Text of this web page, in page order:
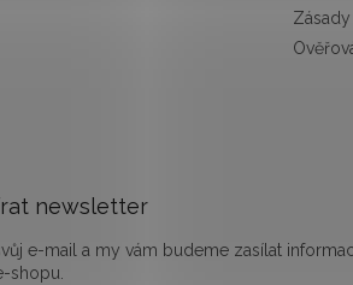
newsletter
e-mail a my vám budeme zasílat
shopu.